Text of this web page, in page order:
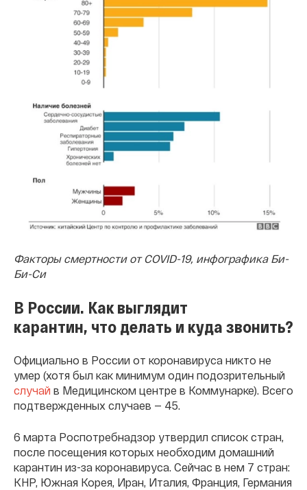
Факторы смертности от COVID-19, инфографика Би-
Би-Си
В России. Как выглядит
карантин, что делать и куда звонить?
Официально в России от коронавируса никто не
умер (хотя был как минимум один подозрительный
случай в Медицинском центре в Коммунарке). Всего
подтвержденных случаев — 45.
6 марта Роспотребнадзор утвердил список стран,
после посещения которых необходим домашний
карантин из-за коронавируса. Сейчас в нем 7 стран:
КНР, Южная Корея, Иран, Италия, Франция, Германия